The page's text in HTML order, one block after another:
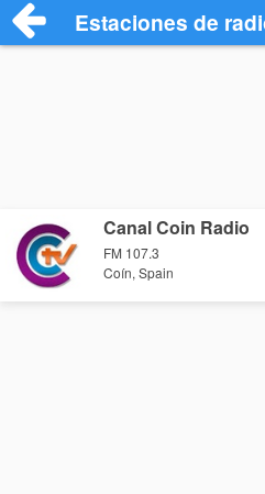
Estaciones de
Canal Coin Radio
FM 107.3
Coín, Spain